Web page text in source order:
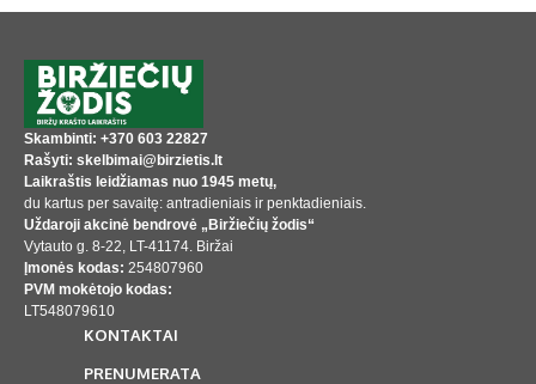
Skambinti: +370 603 22827
Rašyti: skelbimai@birzietis.lt
Laikraštis leidžiamas nuo 1945 metų,
du kartus per savaitę: antradieniais ir penktadieniais.
Uždaroji akcinė bendrovė „Biržiečių žodis“
Vytauto g. 8-22, LT-41174. Biržai
Įmonės kodas: 254807960
PVM mokėtojo kodas:
LT548079610
KONTAKTAI
PRENUMERATA